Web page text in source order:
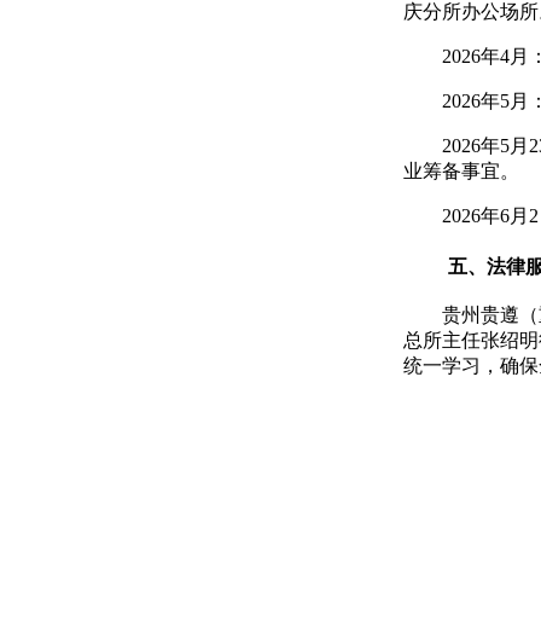
庆分所办公场
2026年4月
2026年5月
2026年5月
业筹备事宜。
2026年6月
五、法律
贵州贵遵
总所主任张绍
统一学习，确